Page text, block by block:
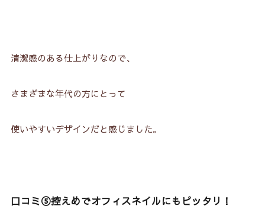
清潔感のある仕上がりなので、
さまざまな年代の方にとって
使いやすいデザインだと感じました。
口コミ⑤控えめでオフィスネイルにもピッタリ！